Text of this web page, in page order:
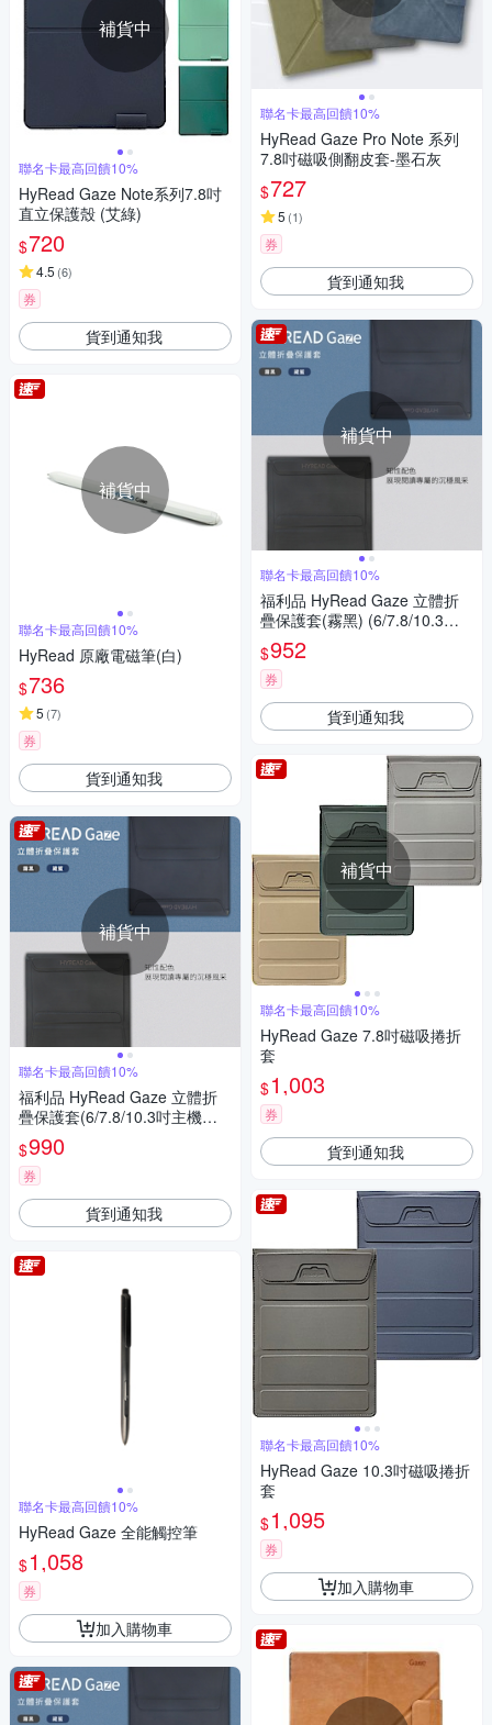
補貨中
聯名卡最高回饋10%
HyRead Gaze Note系列7.8吋
直立保護殼 (艾綠)
$720
4.5 (6)
券
貨到通知我
補貨中
聯名卡最高回饋10%
HyRead 原廠電磁筆(白)
$736
5 (7)
券
貨到通知我
補貨中
聯名卡最高回饋10%
福利品 HyRead Gaze 立體折
疊保護套(6/7.8/10.3吋主機適
用)-藏藍
$990
券
貨到通知我
聯名卡最高回饋10%
HyRead Gaze 全能觸控筆
$1,058
券
加入購物車
聯名卡最高回饋10%
HyRead Gaze Pro Note 系列
7.8吋磁吸側翻皮套-墨石灰
$727
5 (1)
券
貨到通知我
補貨中
聯名卡最高回饋10%
福利品 HyRead Gaze 立體折
疊保護套(霧黑) (6/7.8/10.3吋
主機適用)
$952
券
貨到通知我
補貨中
聯名卡最高回饋10%
HyRead Gaze 7.8吋磁吸捲折
套
$1,003
券
貨到通知我
聯名卡最高回饋10%
HyRead Gaze 10.3吋磁吸捲折
套
$1,095
券
加入購物車